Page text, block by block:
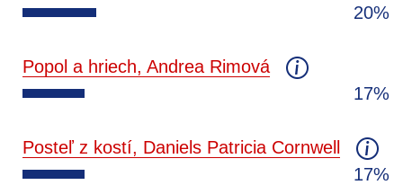
20%
Popol a hriech, Andrea Rimová
17%
Posteľ z kostí, Daniels Patricia Cornwell
17%